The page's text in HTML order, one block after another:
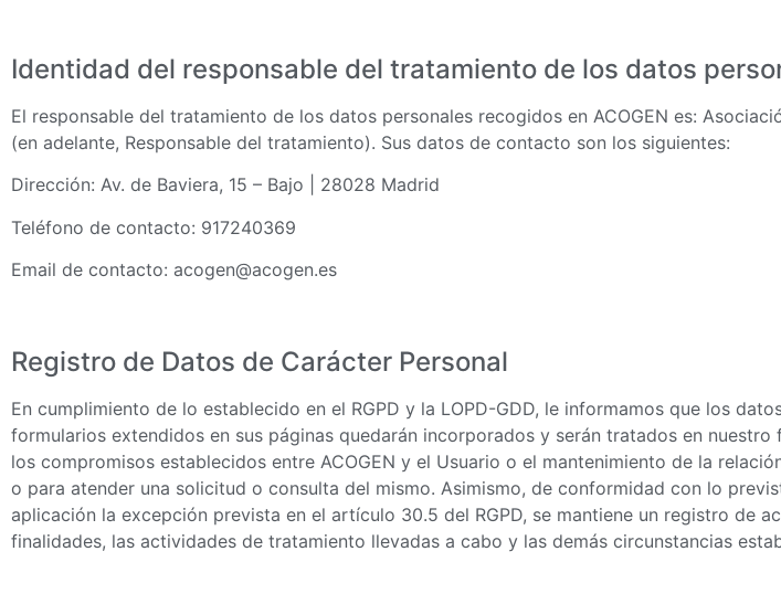
Identidad del responsable del tratamiento de los datos
El responsable del tratamiento de los datos personales recogidos en ACOGEN es:
(en adelante, Responsable del tratamiento). Sus datos de contacto son los siguientes:
Dirección: Av. de Baviera, 15 – Bajo | 28028 Madrid
Teléfono de contacto: 917240369
Email de contacto: acogen@acogen.es
Registro de Datos de Carácter Personal
En cumplimiento de lo establecido en el RGPD y la LOPD-GDD, le informamos que los
formularios extendidos en sus páginas quedarán incorporados y serán tratados en
los compromisos establecidos entre ACOGEN y el Usuario o el mantenimiento de la
o para atender una solicitud o consulta del mismo. Asimismo, de conformidad con lo
aplicación la excepción prevista en el artículo 30.5 del RGPD, se mantiene un registro de
finalidades, las actividades de tratamiento llevadas a cabo y las demás circunstancias